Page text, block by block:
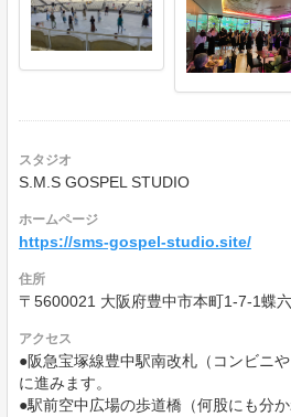
スタジオ
S.M.S GOSPEL STUDIO
ホームページ
https://sms-gospel-studio.site/
住所
〒5600021 大阪府豊中市本町1-7-1蝶
アクセス
●阪急宝塚線豊中駅南改札（コンビニ
に進みます。
●駅前空中広場の歩道橋（何股にも分